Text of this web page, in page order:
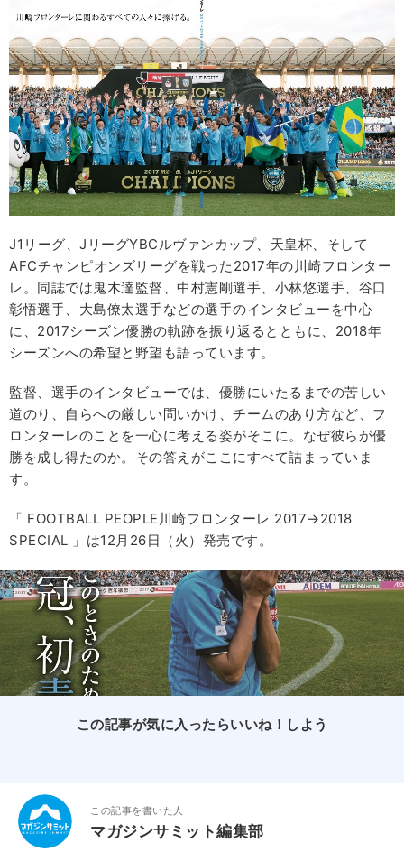
J1リーグ、JリーグYBCルヴァンカップ、天皇杯、そして
AFCチャンピオンズリーグを戦った2017年の川崎フロンター
レ。同誌では鬼木達監督、中村憲剛選手、小林悠選手、谷口
彰悟選手、大島僚太選手などの選手のインタビューを中心
に、2017シーズン優勝の軌跡を振り返るとともに、2018年
シーズンへの希望と野望も語っています。
監督、選手のインタビューでは、優勝にいたるまでの苦しい
道のり、自らへの厳しい問いかけ、チームのあり方など、フ
ロンターレのことを一心に考える姿がそこに。なぜ彼らが優
勝を成し得たのか。その答えがここにすべて詰まっていま
す。
「 FOOTBALL PEOPLE川崎フロンターレ 2017→2018
SPECIAL 」は12月26日（火）発売です。
この記事が気に入ったらいいね！しよう
この記事を書いた人
マガジンサミット編集部